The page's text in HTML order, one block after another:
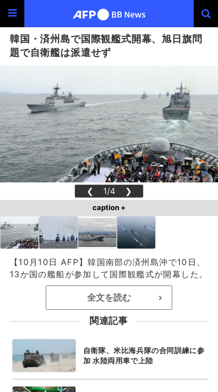
韓国・済州島で国際観艦式開幕、旭日旗問
題で自衛艦は派遣せず
❮ 1/4 ❯
caption +
【10月10日 AFP】韓国南部の済州島沖で10日、
13か国の艦船が参加して国際観艦式が開幕した。
全文を読む >
関連記事
自衛隊、米比海兵隊の合同訓練に参
加 水陸両用車で上陸